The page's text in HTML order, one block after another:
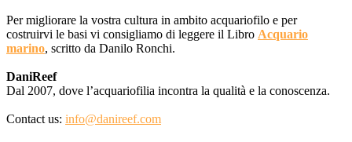
Per migliorare la vostra cultura in ambito acquariofilo e per
costruirvi le basi vi consigliamo di leggere il Libro Acquario
marino, scritto da Danilo Ronchi.
DaniReef
Dal 2007, dove l’acquariofilia incontra la qualità e la conoscenza.
Contact us: info@danireef.com